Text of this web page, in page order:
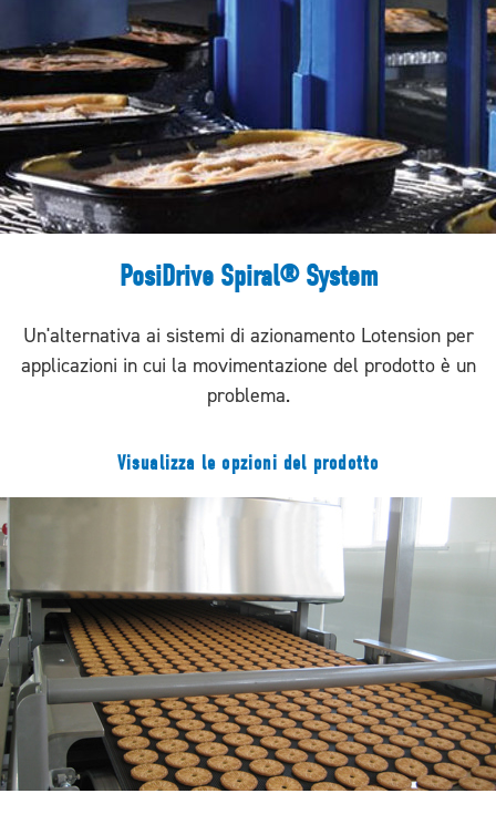
PosiDrive Spiral® System
Un'alternativa ai sistemi di azionamento Lotension per
applicazioni in cui la movimentazione del prodotto è un
problema.
Visualizza le opzioni del prodotto